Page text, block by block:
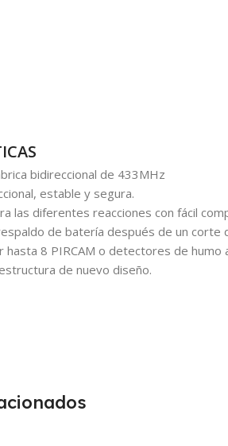
bidireccional de 433MHz
estable y segura.
las diferentes reacciones con fácil
de batería después de un corte
hasta 8 PIRCAM o detectores de
de nuevo diseño.